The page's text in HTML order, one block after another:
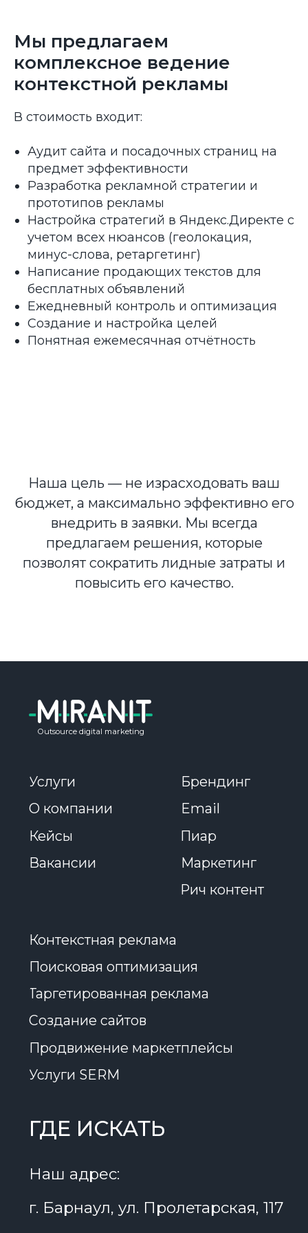
Мы предлагаем
комплексное ведение
контекстной рекламы
В стоимость входит:
Аудит сайта и посадочных страниц на
предмет эффективности
Разработка рекламной стратегии и
прототипов рекламы
Настройка стратегий в Яндекс.Директе с
учетом всех нюансов (геолокация,
минус-слова, ретаргетинг)
Написание продающих текстов для
бесплатных объявлений
Ежедневный контроль и оптимизация
Создание и настройка целей
Понятная ежемесячная отчётность
Наша цель — не израсходовать ваш
бюджет, а максимально эффективно его
внедрить в заявки. Мы всегда
предлагаем решения, которые
позволят сократить лидные затраты и
повысить его качество.
Miranit - Outsource digital marketing, Inc. 2024
C